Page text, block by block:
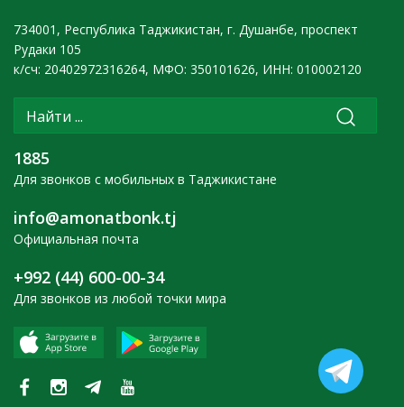
734001, Республика Таджикистан, г. Душанбе, проспект
Рудаки 105
к/сч: 20402972316264, МФО: 350101626, ИНН: 010002120
1885
Для звонков с мобильных в Таджикистане
info@amonatbonk.tj
Официальная почта
+992 (44) 600-00-34
Для звонков из любой точки мира